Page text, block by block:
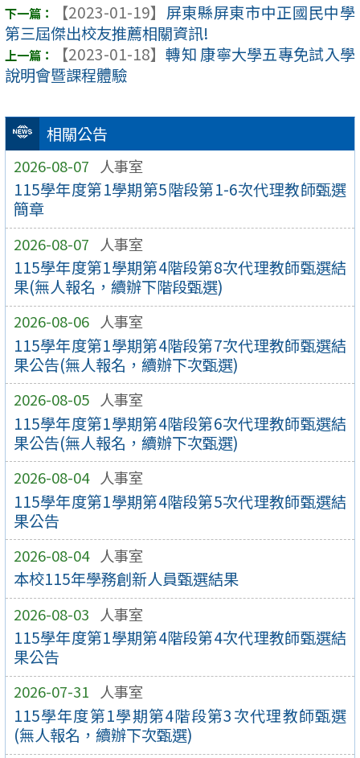
相關公告
2026-08-07 人事室
115學年度第1學期第5階段第1-6次代理教師甄選
簡章
2026-08-07 人事室
115學年度第1學期第4階段第8次代理教師甄選結
果(無人報名，續辦下階段甄選)
2026-08-06 人事室
115學年度第1學期第4階段第7次代理教師甄選結
果公告(無人報名，續辦下次甄選)
2026-08-05 人事室
115學年度第1學期第4階段第6次代理教師甄選結
果公告(無人報名，續辦下次甄選)
2026-08-04 人事室
115學年度第1學期第4階段第5次代理教師甄選結
果公告
2026-08-04 人事室
本校115年學務創新人員甄選結果
2026-08-03 人事室
115學年度第1學期第4階段第4次代理教師甄選結
果公告
2026-07-31 人事室
115學年度第1學期第4階段第3次代理教師甄選
(無人報名，續辦下次甄選)
【2023-01-19】 屏東縣屏東市中正國民中學
第三屆傑出校友推薦相關資訊!
【2023-01-18】 轉知 康寧大學五專免試入學
說明會暨課程體驗